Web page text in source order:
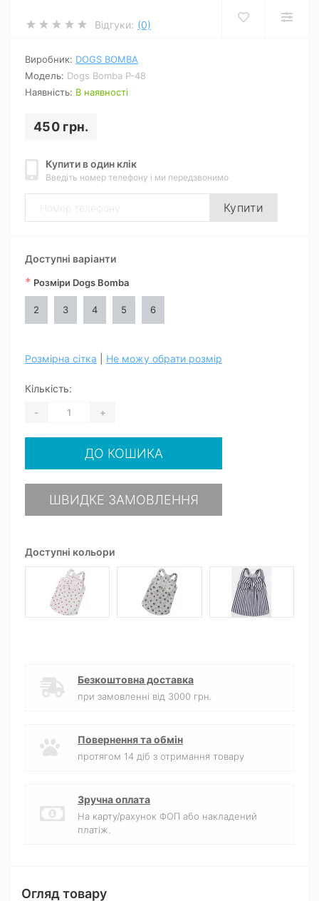
Відгуки: (0)
Виробник: DOGS BOMBA
Модель: Dogs Bomba P-48
Наявність: В наявності
450 грн.
Купити в один клік
Введіть номер телефону і ми передзвонимо
Купити
Доступні кольори
Доступні варіанти
* Розміри Dogs Bomba
2 3 4 5 6
Розмірна сітка Не можу обрати розмір
Кількість:
- +
ДО КОШИКА
ШВИДКЕ ЗАМОВЛЕННЯ
Безкоштовна доставка
при замовленні від 3000 грн.
Повернення та обмін
протягом 14 діб з отримання товару
Зручна оплата
На карту/рахунок ФОП або накладений
платіж.
Огляд товару